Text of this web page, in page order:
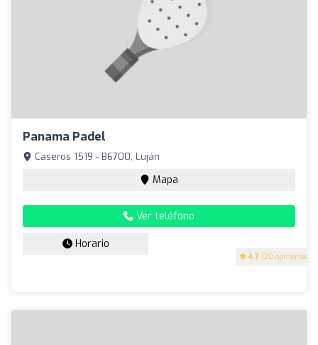
Panama Padel
4.7 (20 opiniones)
Caseros 1519 - B6700, Luján
Mapa
Ver teléfono
Horario